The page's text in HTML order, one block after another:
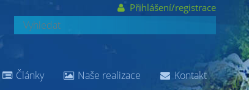
Články Naše realizace Kontakt
Přihlášení/registrace